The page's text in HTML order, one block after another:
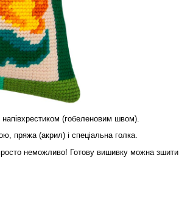
(гобеленовим швом).
пряжа (акрил) і спеціальна голка.
неможливо! Готову вишивку можна зшити